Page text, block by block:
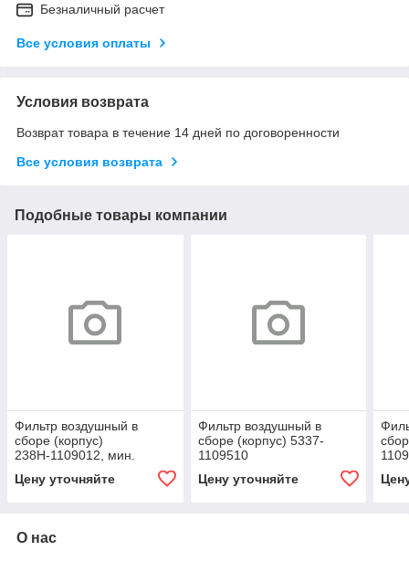
Безналичный расчет
Все условия оплаты
Условия возврата
Возврат товара в течение 14 дней по договоренности
Все условия возврата
Подобные товары компании
Фильтр воздушный в
сборе (корпус)
238Н-1109012, мин.
Цену уточняйте
Фильтр воздушный в
сборе (корпус) 5337-
1109510
Цену уточняйте
О нас